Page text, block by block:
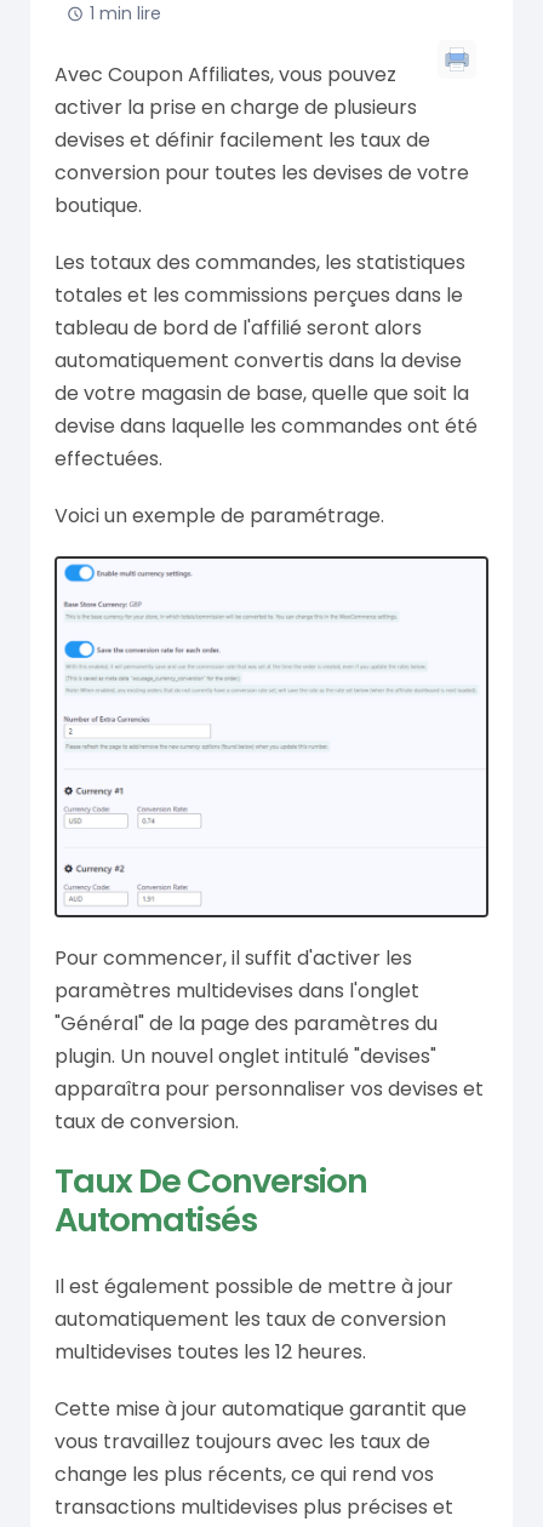
1 min lire
Avec Coupon Affiliates, vous pouvez
activer la prise en charge de plusieurs
devises et définir facilement les taux de
conversion pour toutes les devises de votre
boutique.
Les totaux des commandes, les statistiques
totales et les commissions perçues dans le
tableau de bord de l'affilié seront alors
automatiquement convertis dans la devise
de votre magasin de base, quelle que soit la
devise dans laquelle les commandes ont été
effectuées.
Voici un exemple de paramétrage.
Pour commencer, il suffit d'activer les
paramètres multidevises dans l'onglet
"Général" de la page des paramètres du
plugin. Un nouvel onglet intitulé "devises"
apparaîtra pour personnaliser vos devises et
taux de conversion.
Taux De Conversion
Automatisés
Il est également possible de mettre à jour
automatiquement les taux de conversion
multidevises toutes les 12 heures.
Cette mise à jour automatique garantit que
vous travaillez toujours avec les taux de
change les plus récents, ce qui rend vos
transactions multidevises plus précises et